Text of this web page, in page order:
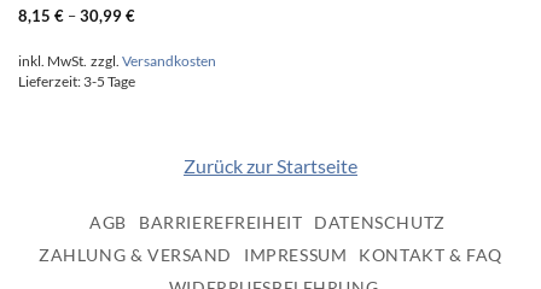
8,15 €–30,99€
inkl. MwSt. zzgl. Versandkosten
Lieferzeit: 3-5 Tage
Zurück zur Startseite
AGB BARRIEREFREIHEIT
DATENSCHUTZ
ZAHLUNG & VERSAND
IMPRESSUM
KONTAKT & FAQ